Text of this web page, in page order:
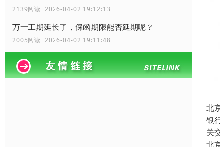
2139阅读 2026-04-02 19:12:13
万一工期延长了，保函期限能否延期呢？
2005阅读 2026-04-02 19:11:48
北
银
关
北